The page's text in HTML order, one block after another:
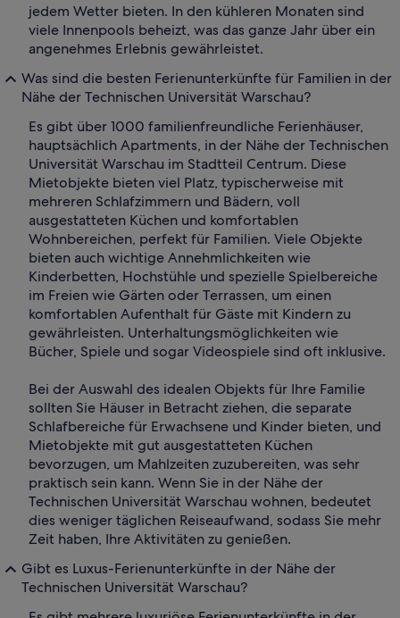
jedem Wetter bieten. In den kühleren Monaten sind
viele Innenpools beheizt, was das ganze Jahr über ein
angenehmes Erlebnis gewährleistet.
Was sind die besten Ferienunterkünfte für Familien in der
Nähe der Technischen Universität Warschau?
Es gibt über 1000 familienfreundliche Ferienhäuser,
hauptsächlich Apartments, in der Nähe der Technischen
Universität Warschau im Stadtteil Centrum. Diese
Mietobjekte bieten viel Platz, typischerweise mit
mehreren Schlafzimmern und Bädern, voll
ausgestatteten Küchen und komfortablen
Wohnbereichen, perfekt für Familien. Viele Objekte
bieten auch wichtige Annehmlichkeiten wie
Kinderbetten, Hochstühle und spezielle Spielbereiche
im Freien wie Gärten oder Terrassen, um einen
komfortablen Aufenthalt für Gäste mit Kindern zu
gewährleisten. Unterhaltungsmöglichkeiten wie
Bücher, Spiele und sogar Videospiele sind oft inklusive.
Bei der Auswahl des idealen Objekts für Ihre Familie
sollten Sie Häuser in Betracht ziehen, die separate
Schlafbereiche für Erwachsene und Kinder bieten, und
Mietobjekte mit gut ausgestatteten Küchen
bevorzugen, um Mahlzeiten zuzubereiten, was sehr
praktisch sein kann. Wenn Sie in der Nähe der
Technischen Universität Warschau wohnen, bedeutet
dies weniger täglichen Reiseaufwand, sodass Sie mehr
Zeit haben, Ihre Aktivitäten zu genießen.
Gibt es Luxus-Ferienunterkünfte in der Nähe der
Technischen Universität Warschau?